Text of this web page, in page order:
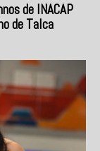
de INACAP
de Talca